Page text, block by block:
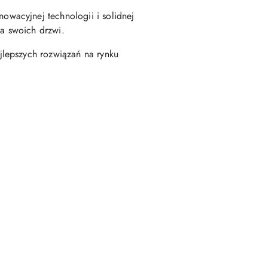
technologii i solidnej
swoich drzwi.
rozwiązań na rynku